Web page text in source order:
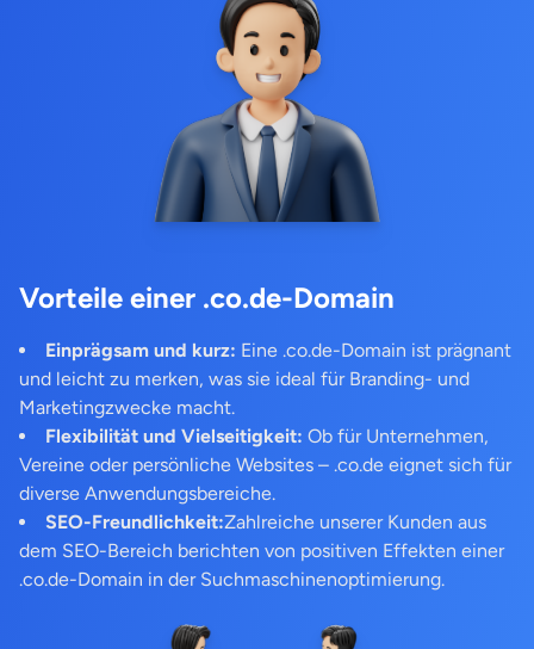
Vorteile einer .co.de-Domain
Einprägsam und kurz: Eine .co.de-Domain ist prägnant
und leicht zu merken, was sie ideal für Branding- und
Marketingzwecke macht.
Flexibilität und Vielseitigkeit: Ob für Unternehmen,
Vereine oder persönliche Websites – .co.de eignet sich für
diverse Anwendungsbereiche.
SEO-Freundlichkeit:Zahlreiche unserer Kunden aus
dem SEO-Bereich berichten von positiven Effekten einer
.co.de-Domain in der Suchmaschinenoptimierung.